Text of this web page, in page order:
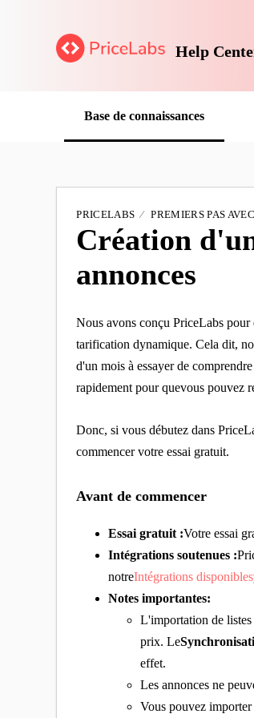
Help
Base de connaissances
PRICELABS PREMIERS PAS
Création
annonces
Nous avons conçu PriceLabs
tarification dynamique. Cela dit,
d'un mois à essayer de
rapidement pour quevous pouvez
Donc, si vous débutez dans
commencer votre essai gratuit.
Avant de commencer
Essai gratuit :Votre essai
Intégrations soutenues :
notreIntégrations disponibles
Notes importantes:
L'importation de listes
prix. Le
effet.
Les annonces ne
Vous pouvez